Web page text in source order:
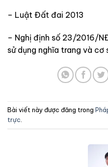
– Luật Đất đai 2013
– Nghị định số 23/2016/
sử dụng nghĩa trang và cơ
Bài viết này được đăng trong
trực.